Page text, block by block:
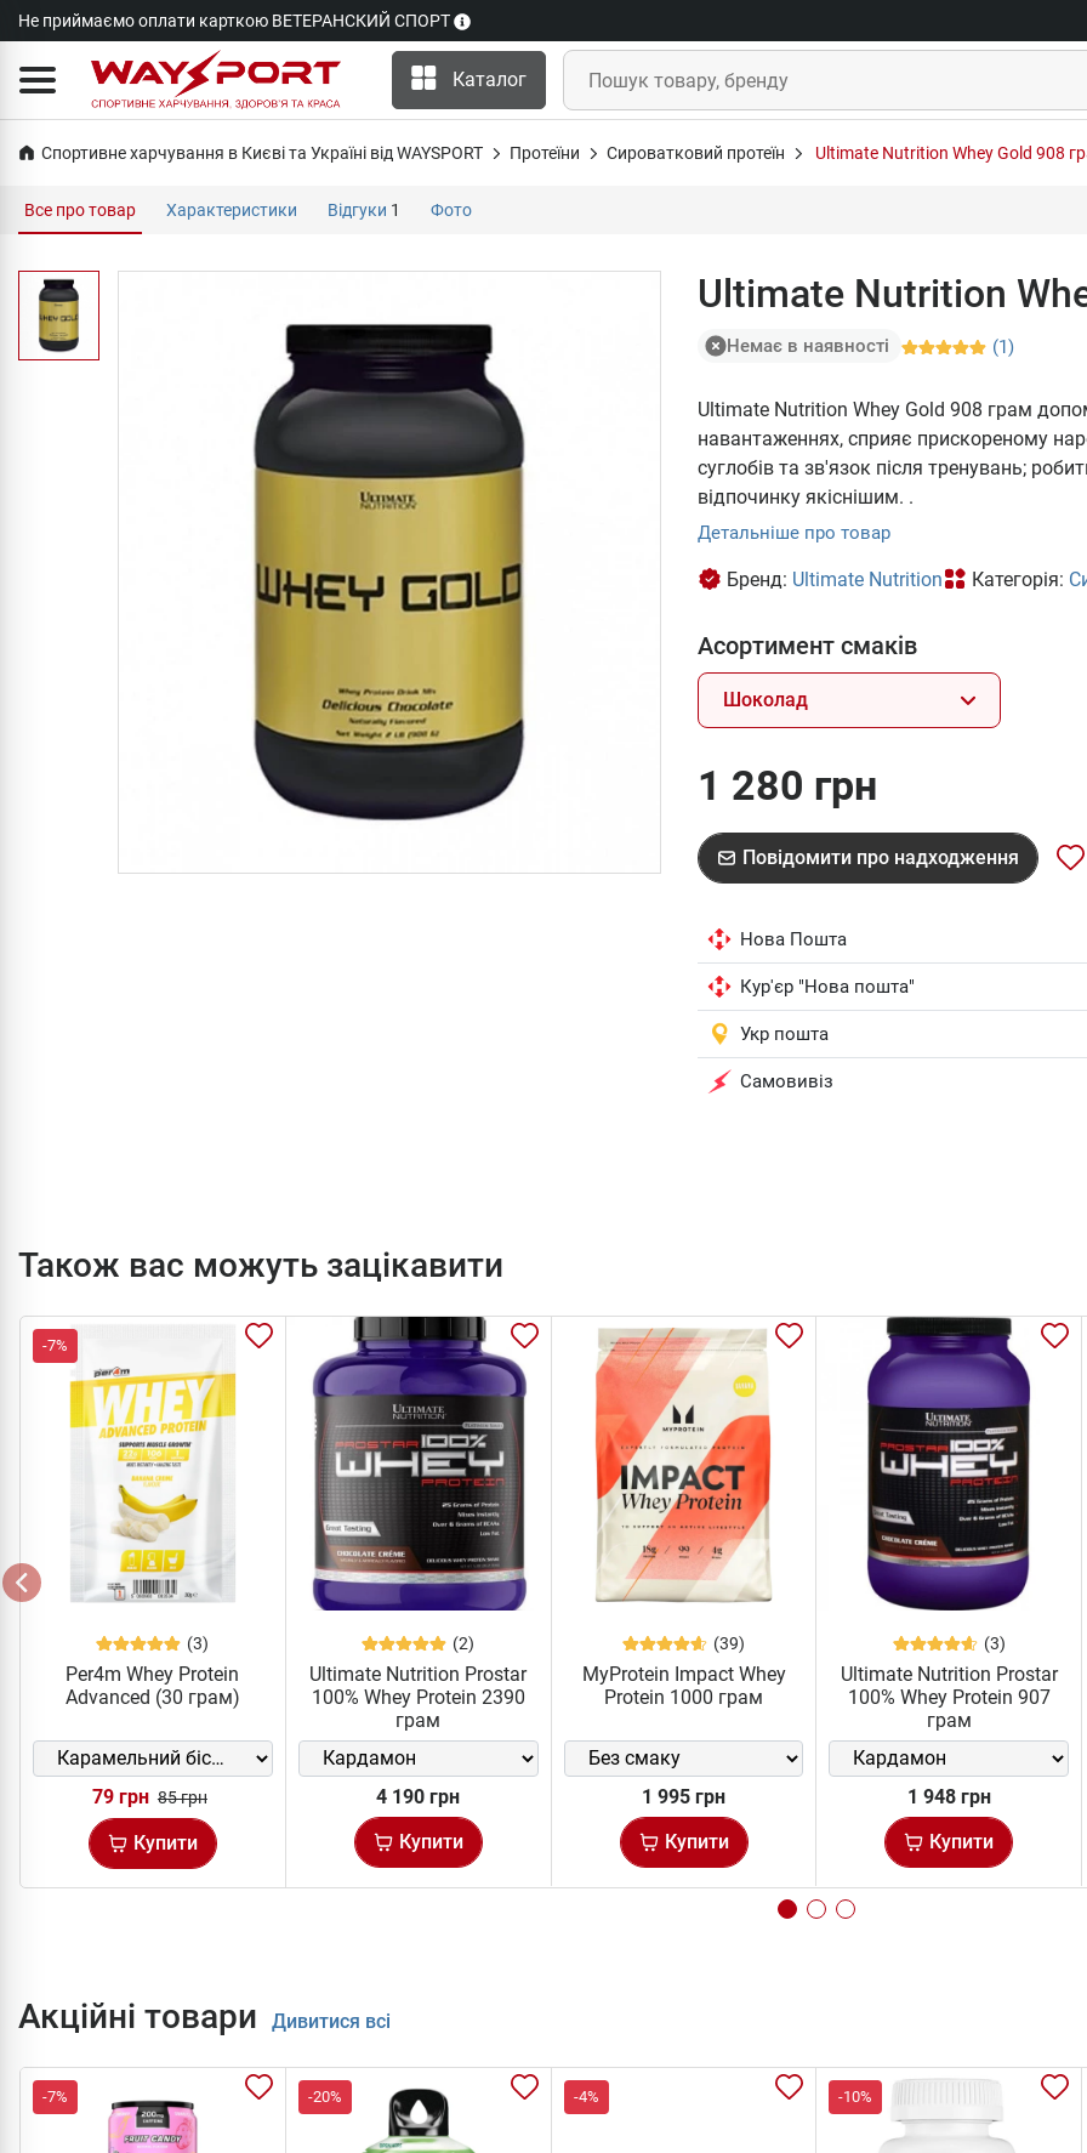
Не приймаємо оплати карткою ВЕТЕРАНСКИЙ СПОРТ
Каталог
Спортивне харчування в Києві та Україні від WAYSPORT Протеїни Сироватковий протеїн Ultimate Nutrition Whey Gold 908
Все про товар Характеристики Відгуки 1 Фото
Ultimate Nutrition
Немає в наявності (1)
Ultimate Nutrition Whey Gold 908 грам
навантаженнях, сприяє прискореному
суглобів та зв'язок після тренувань;
відпочинку якіснішим. .
Детальніше про товар
Бренд: Ultimate Nutrition Категорія:
Асортимент смаків
Шоколад
1 280 грн
Повідомити про надходження
Нова Пошта
Кур'єр "Нова пошта"
Укр пошта
Самовивіз
Також вас можуть зацікавити
-7%
(3)
Per4m Whey Protein
Advanced (30 грам)
79 грн 85 грн
Купити
(2)
Ultimate Nutrition Prostar
100% Whey Protein 2390
грам
4 190 грн
Купити
(39)
MyProtein Impact Whey
Protein 1000 грам
1 995 грн
Купити
(3)
Ultimate Nutrition Prostar
100% Whey Protein 907
грам
1 948 грн
Купити
Акційні товари Дивитися всі
-7% -20% -4% -10%